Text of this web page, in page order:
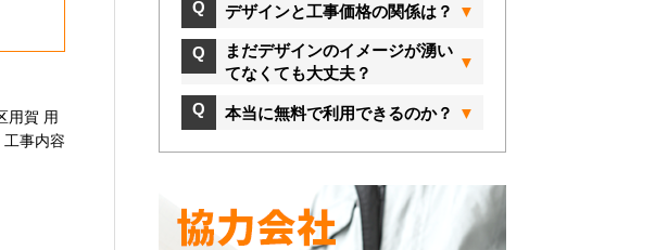
用賀 用
事内容
デザインと工事価格の関係は？
まだデザインのイメージが湧い
てなくても大丈夫？
本当に無料で利用できるのか？